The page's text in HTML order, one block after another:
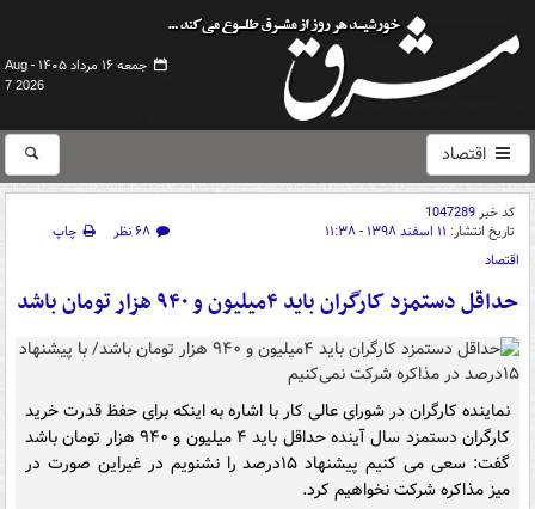
جمعه ۱۶ مرداد ۱۴۰۵ -
Aug
7 2026
اقتصاد
کد خبر1047289
تاریخ انتشار: ۱۱ اسفند ۱۳۹۸ - ۱۱:۳۸ ۶۸ نظر
چاپ
اقتصاد
حداقل دستمزد کارگران باید ۴میلیون و ۹۴۰ هزار تومان باشد
نماینده کارگران در شورای عالی کار با اشاره به اینکه برای حفظ قدرت خرید
کارگران دستمزد سال آینده حداقل باید ۴ میلیون و ۹۴۰ هزار تومان باشد
گفت: سعی می کنیم پیشنهاد ۱۵درصد را نشنویم در غیراین صورت در
میز مذاکره شرکت نخواهیم کرد.